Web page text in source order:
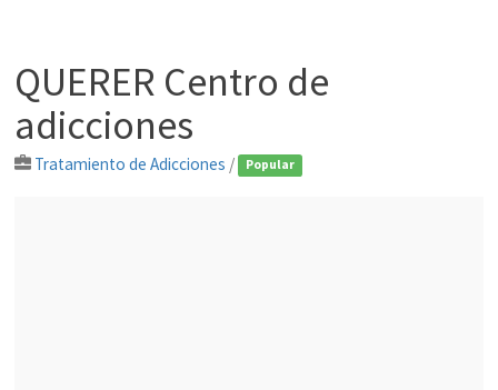
QUERER Centro de
adicciones
Tratamiento de Adicciones / Popular